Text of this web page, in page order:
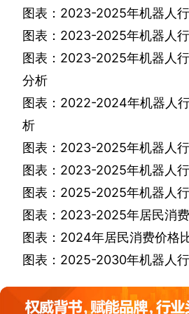
图表： 2023-2025年机器人
图表： 2023-2025年机器人
图表： 2023-2025年机器人
分析
图表： 2022-2024年机器人
析
图表： 2023-2025年机器人
图表： 2023-2025年机器人
图表： 2025-2025年机器人
图表： 2023-2025年居民消
图表： 2024年居民消费价格
图表： 2025-2030年机器人